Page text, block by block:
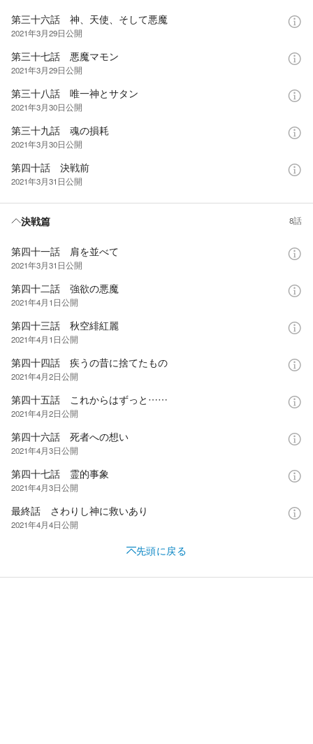
第三十六話 神、天使、そして悪魔
2021年3月29日公開
第三十七話 悪魔マモン
2021年3月29日公開
第三十八話 唯一神とサタン
2021年3月30日公開
第三十九話 魂の損耗
2021年3月30日公開
第四十話 決戦前
2021年3月31日公開
決戦篇 8話
第四十一話 肩を並べて
2021年3月31日公開
第四十二話 強欲の悪魔
2021年4月1日公開
第四十三話 秋空緋紅麗
2021年4月1日公開
第四十四話 疾うの昔に捨てたもの
2021年4月2日公開
第四十五話 これからはずっと……
2021年4月2日公開
第四十六話 死者への想い
2021年4月3日公開
第四十七話 霊的事象
2021年4月3日公開
最終話 さわりし神に救いあり
2021年4月4日公開
先頭に戻る